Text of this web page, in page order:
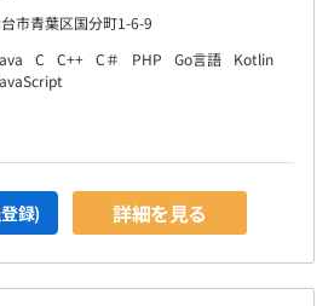
市青葉区国分町1-6-9
C C++ C＃ PHP Go言語
Kotlin
録) 詳細を見る